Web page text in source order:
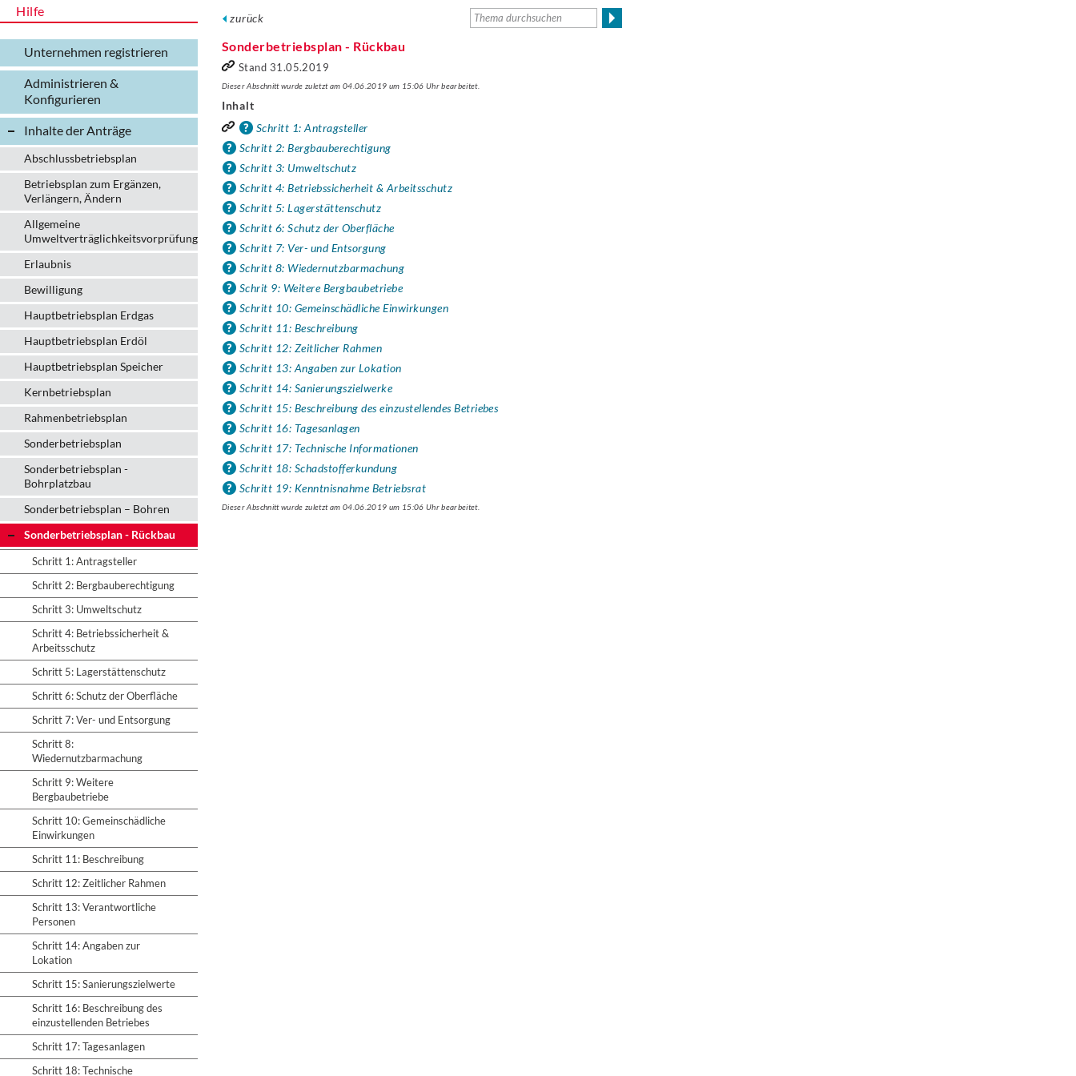
Hilfe
Unternehmen registrieren
Administrieren &
Konfigurieren
Inhalte der Anträge
Abschlussbetriebsplan
Betriebsplan zum Ergänzen,
Verlängern, Ändern
Allgemeine
Umweltverträglichkeitsvorprüfung
Erlaubnis
Bewilligung
Hauptbetriebsplan Erdgas
Hauptbetriebsplan Erdöl
Hauptbetriebsplan Speicher
Kernbetriebsplan
Rahmenbetriebsplan
Sonderbetriebsplan
Sonderbetriebsplan -
Bohrplatzbau
Sonderbetriebsplan – Bohren
Sonderbetriebsplan - Rückbau
Schritt 1: Antragsteller
Schritt 2: Bergbauberechtigung
Schritt 3: Umweltschutz
Schritt 4: Betriebssicherheit &
Arbeitsschutz
Schritt 5: Lagerstättenschutz
Schritt 6: Schutz der Oberfläche
Schritt 7: Ver- und Entsorgung
Schritt 8:
Wiedernutzbarmachung
Schritt 9: Weitere
Bergbaubetriebe
Schritt 10: Gemeinschädliche
Einwirkungen
Schritt 11: Beschreibung
Schritt 12: Zeitlicher Rahmen
Schritt 13: Verantwortliche
Personen
Schritt 14: Angaben zur
Lokation
Schritt 15: Sanierungszielwerte
Schritt 16: Beschreibung des
einzustellenden Betriebes
Schritt 17: Tagesanlagen
Schritt 18: Technische
zurück
Sonderbetriebsplan - Rückbau
Stand 31.05.2019
Dieser Abschnitt wurde zuletzt am 04.06.2019 um 15:06 Uhr bearbeitet.
Inhalt
Schritt 1: Antragsteller
Schritt 2: Bergbauberechtigung
Schritt 3: Umweltschutz
Schritt 4: Betriebssicherheit & Arbeitsschutz
Schritt 5: Lagerstättenschutz
Schritt 6: Schutz der Oberfläche
Schritt 7: Ver- und Entsorgung
Schritt 8: Wiedernutzbarmachung
Schrit 9: Weitere Bergbaubetriebe
Schritt 10: Gemeinschädliche Einwirkungen
Schritt 11: Beschreibung
Schritt 12: Zeitlicher Rahmen
Schritt 13: Angaben zur Lokation
Schritt 14: Sanierungszielwerke
Schritt 15: Beschreibung des einzustellendes Betriebes
Schritt 16: Tagesanlagen
Schritt 17: Technische Informationen
Schritt 18: Schadstofferkundung
Schritt 19: Kenntnisnahme Betriebsrat
Dieser Abschnitt wurde zuletzt am 04.06.2019 um 15:06 Uhr bearbeitet.